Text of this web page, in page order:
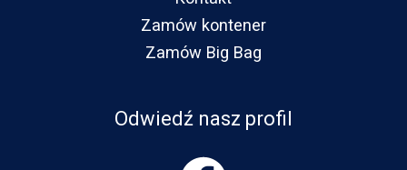
Zamów kontener
Zamów Big Bag
Odwiedź nasz profil